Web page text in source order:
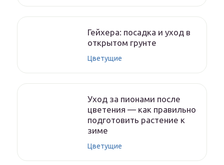
Гейхера: посадка и уход в
открытом грунте
Цветущие
Уход за пионами после
цветения — как правильно
подготовить растение к
зиме
Цветущие